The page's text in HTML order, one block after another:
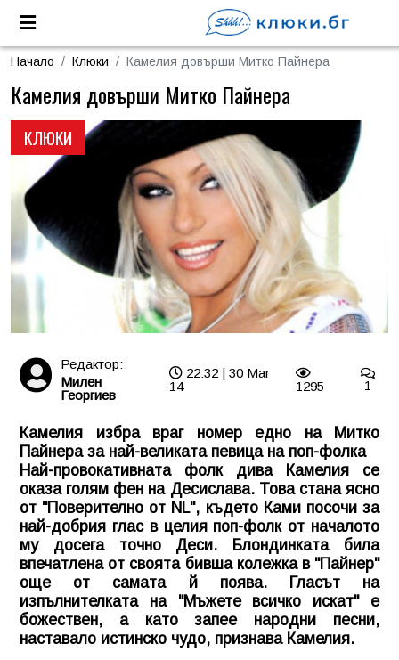
Начало Клюки Камелия довърши Митко Пайнера
КЛЮКИ
Камелия довърши Митко Пайнера
Редактор:
Милен
Георгиев
22:32 | 30 Mar
14
1295 1
Камелия избра враг номер едно на Митко
Пайнера за най-великата певица на поп-фолка
Най-провокативната фолк дива Камелия се
оказа голям фен на Десислава. Това стана ясно
от "Поверително от NL", където Ками посочи за
най-добрия глас в целия поп-фолк от началото
му досега точно Деси. Блондинката била
впечатлена от своята бивша колежка в "Пайнер"
още от самата й поява. Гласът на
изпълнителката на "Мъжете всичко искат" е
божествен, а като запее народни песни,
наставало истинско чудо, признава Камелия.